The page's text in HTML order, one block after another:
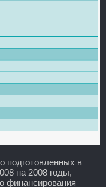
подготовленных в
на 2008 годы,
финансирования